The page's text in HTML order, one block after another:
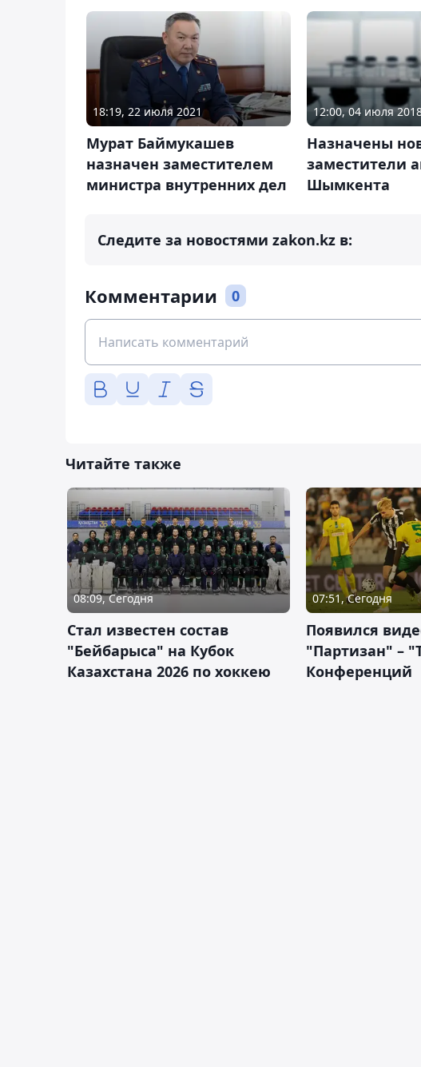
18:19, 22 июля 2021
Мурат Баймукашев
назначен заместителем
министра внутренних дел
12:00, 04 июля
Назначены
заместители
Шымкента
Следите за новостями zakon.kz в:
Комментарии 0
Читайте также
08:09, Сегодня
Стал известен состав
"Бейбарыса" на Кубок
Казахстана 2026 по хоккею
07:51, Сегодня
Появился
"Партизан" –
Конференций